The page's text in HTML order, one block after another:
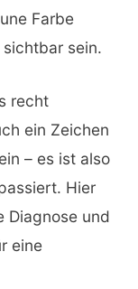
Farbe
sein.
recht
ein Zeichen
– es ist also
Hier
Diagnose und
eine